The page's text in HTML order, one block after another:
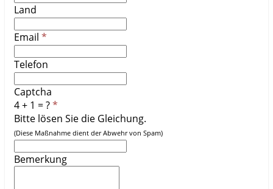
Land
Email
Telefon
Captcha
4 + 1 = ?
Bitte lösen Sie die Gleichung.
(Diese Maßnahme dient der Abwehr von Spam)
Bemerkung